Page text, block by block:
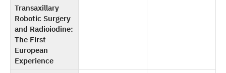
Transaxillary
Robotic Surgery
and Radioiodine:
The First
European
Experience